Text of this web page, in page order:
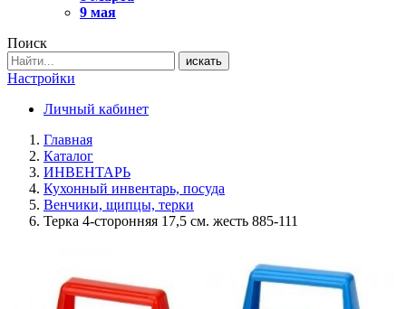
9 мая
Поиск
искать
Настройки
Личный кабинет
Главная
Каталог
ИНВЕНТАРЬ
Кухонный инвентарь, посуда
Венчики, щипцы, терки
Терка 4-сторонняя 17,5 см. жесть 885-111